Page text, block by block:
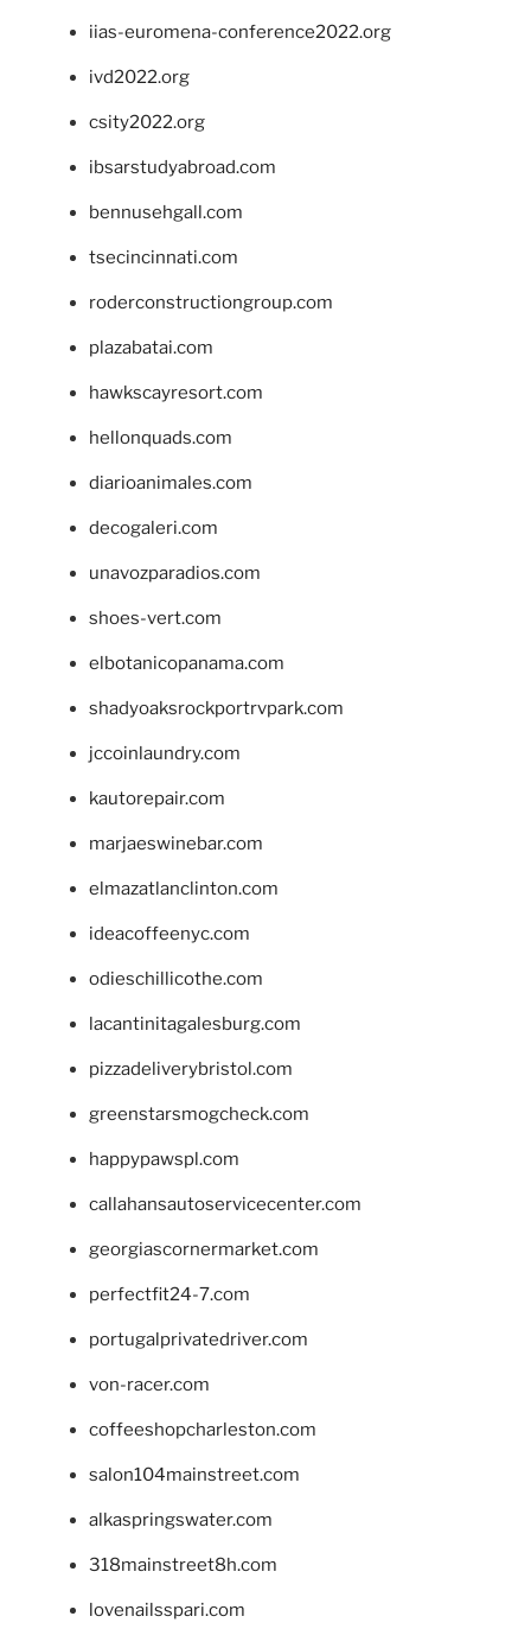
iias-euromena-conference2022.org
ivd2022.org
csity2022.org
ibsarstudyabroad.com
bennusehgall.com
tsecincinnati.com
roderconstructiongroup.com
plazabatai.com
hawkscayresort.com
hellonquads.com
diarioanimales.com
decogaleri.com
unavozparadios.com
shoes-vert.com
elbotanicopanama.com
shadyoaksrockportrvpark.com
jccoinlaundry.com
kautorepair.com
marjaeswinebar.com
elmazatlanclinton.com
ideacoffeenyc.com
odieschillicothe.com
lacantinitagalesburg.com
pizzadeliverybristol.com
greenstarsmogcheck.com
happypawspl.com
callahansautoservicecenter.com
georgiascornermarket.com
perfectfit24-7.com
portugalprivatedriver.com
von-racer.com
coffeeshopcharleston.com
salon104mainstreet.com
alkaspringswater.com
318mainstreet8h.com
lovenailsspari.com